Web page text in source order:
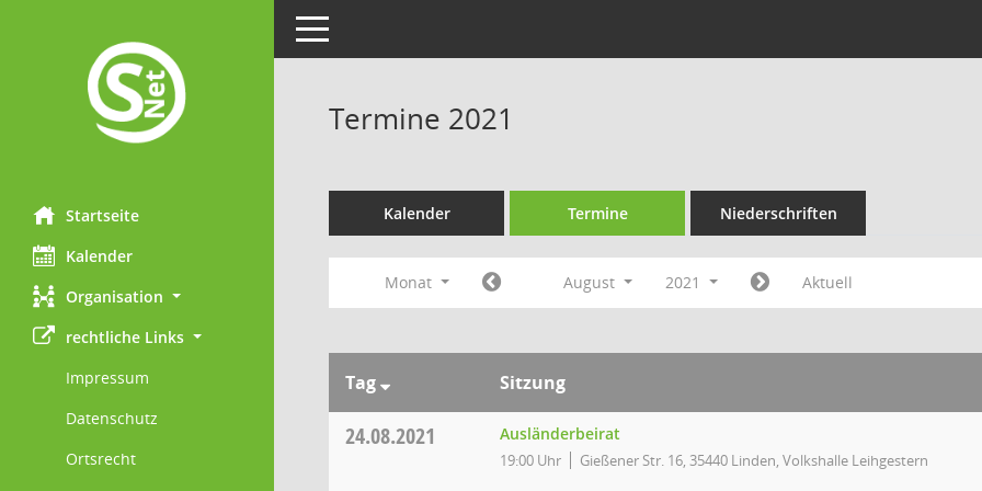
Startseite
Kalender
Organisation
rechtliche Links
Impressum
Datenschutz
Ortsrecht
Toggle navigation
Termine 2021
Kalender Termine Niederschriften
Monat August 2021 Aktuell
Tag Sitzung
24.08.2021 Ausländerbeirat
19:00 Uhr Gießener Str. 16, 35440 Linden, Volkshalle Leihgestern